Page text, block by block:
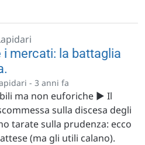
i mercati: la battaglia
- 3 anni fa
ma non euforiche ▶️ Il
sulla discesa degli
tarate sulla prudenza: ecco
(ma gli utili calano).